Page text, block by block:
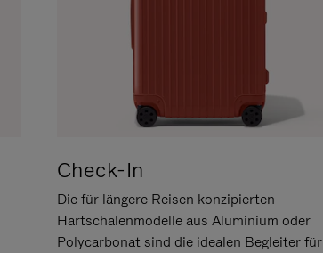
Check-In
Die für längere Reisen konzipierten
Hartschalenmodelle aus Aluminium oder
Polycarbonat sind die idealen Begleiter für